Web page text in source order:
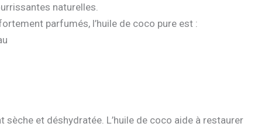
naturelles.
parfumés, l’huile de coco pure est :
sèche et déshydratée. L’huile de coco aide à restaurer